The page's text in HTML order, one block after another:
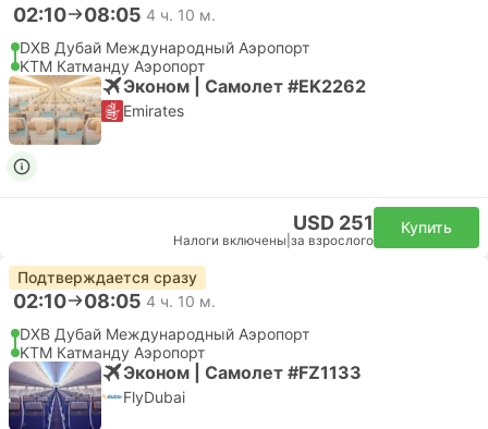
02:10 08:05 4 ч. 10 м.
DXB Дубай Международный Аэропорт
KTM Катманду Аэропорт
Эконом | Самолет #EK2262
Emirates
USD 251
Налоги включены за взрослого
Купить
Подтверждается сразу
02:10 08:05 4 ч. 10 м.
DXB Дубай Международный Аэропорт
KTM Катманду Аэропорт
Эконом | Самолет #FZ1133
FlyDubai